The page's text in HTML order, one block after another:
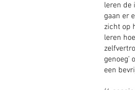
leren de
gaan er
zicht op
leren
genoeg’
een